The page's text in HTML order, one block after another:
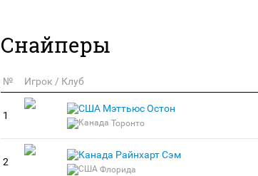
Снайперы
№ Игрок / Клуб
1
Мэттьюс Остон
Торонто
2
Райнхарт Сэм
Флорида